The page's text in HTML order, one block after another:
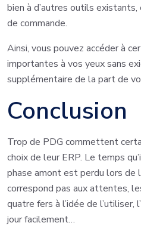
bien à d’autres outils
de commande.
Ainsi, vous pouvez accéder à
importantes à vos yeux sans
supplémentaire de la part de
Conclusion
Trop de PDG commettent
choix de leur ERP. Le temps
phase amont est perdu lors de
correspond pas aux attentes,
quatre fers à l’idée de l’utiliser,
jour facilement…